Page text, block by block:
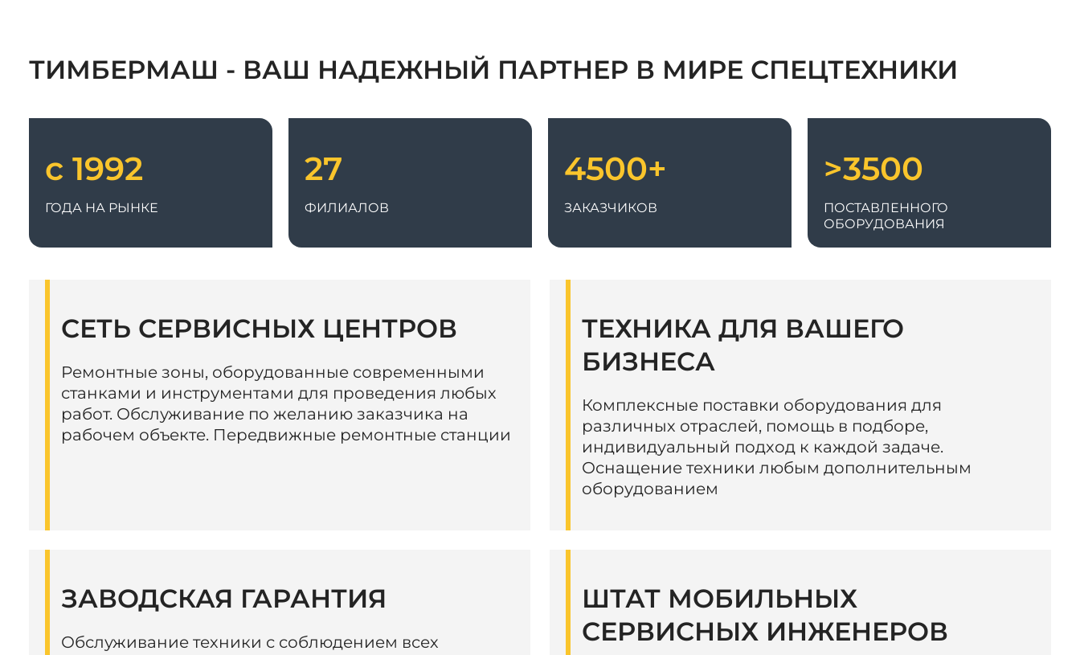
ТИМБЕРМАШ - ВАШ НАДЕЖНЫЙ ПАРТНЕР В МИРЕ СПЕЦТЕХНИКИ
с 1992
ГОДА НА РЫНКЕ
27
ФИЛИАЛОВ
4500+
ЗАКАЗЧИКОВ
>3500
ПОСТАВЛЕННОГО
ОБОРУДОВАНИЯ
СЕТЬ СЕРВИСНЫХ ЦЕНТРОВ
Ремонтные зоны, оборудованные современными
станками и инструментами для проведения любых
работ. Обслуживание по желанию заказчика на
рабочем объекте. Передвижные ремонтные станции
ТЕХНИКА ДЛЯ ВАШЕГО
БИЗНЕСА
Комплексные поставки оборудования для
различных отраслей, помощь в подборе,
индивидуальный подход к каждой задаче.
Оснащение техники любым дополнительным
оборудованием
ЗАВОДСКАЯ ГАРАНТИЯ
Обслуживание техники с соблюдением всех
ШТАТ МОБИЛЬНЫХ
СЕРВИСНЫХ ИНЖЕНЕРОВ